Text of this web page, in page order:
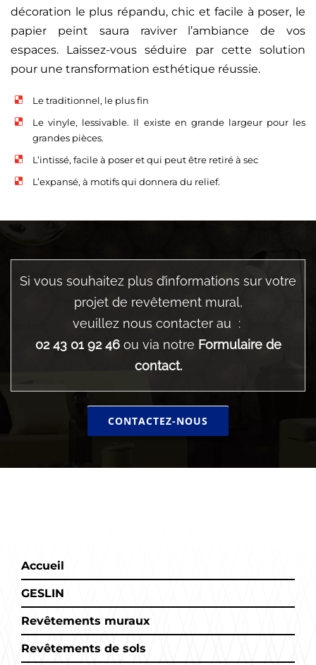
décoration le plus répandu, chic et facile à poser, le
papier peint saura raviver l’ambiance de vos
espaces. Laissez-vous séduire par cette solution
pour une transformation esthétique réussie.
Le traditionnel, le plus fin
Le vinyle, lessivable. Il existe en grande largeur pour les
grandes pièces.
L’intissé, facile à poser et qui peut être retiré à sec
L’expansé, à motifs qui donnera du relief.
Si vous souhaitez plus d’informations sur votre
projet de revêtement mural,
veuillez nous contacter au :
02 43 01 92 46 ou via notre Formulaire de
contact.
CONTACTEZ-NOUS
Accueil
GESLIN
Revêtements muraux
Revêtements de sols